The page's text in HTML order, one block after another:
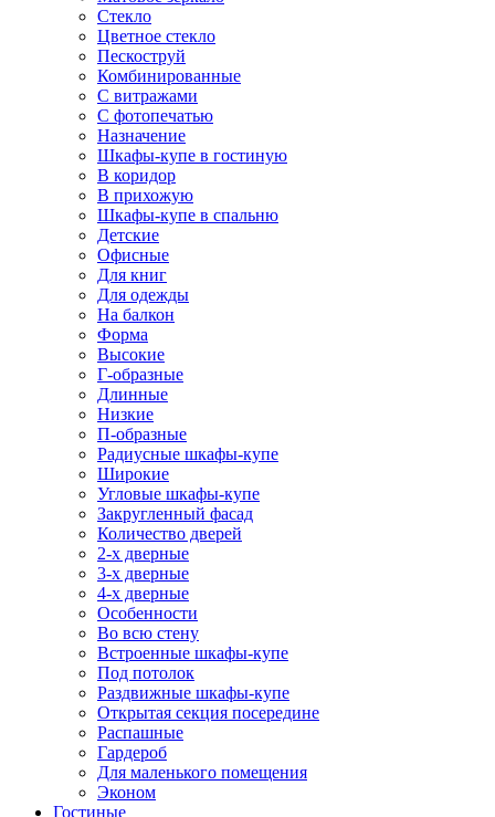
Стекло
Цветное стекло
Пескоструй
Комбинированные
С витражами
С фотопечатью
Назначение
Шкафы-купе в гостиную
В коридор
В прихожую
Шкафы-купе в спальню
Детские
Офисные
Для книг
Для одежды
На балкон
Форма
Высокие
Г-образные
Длинные
Низкие
П-образные
Радиусные шкафы-купе
Широкие
Угловые шкафы-купе
Закругленный фасад
Количество дверей
2-х дверные
3-х дверные
4-х дверные
Особенности
Во всю стену
Встроенные шкафы-купе
Под потолок
Раздвижные шкафы-купе
Открытая секция посередине
Распашные
Гардероб
Для маленького помещения
Эконом
Гостиные